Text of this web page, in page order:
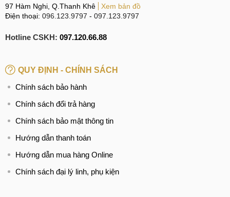
97 Hàm Nghi, Q.Thanh Khê
Xem bản đồ
Điện thoại: 096.123.9797 - 097.123.9797
Hotline CSKH: 097.120.66.88
QUY ĐỊNH - CHÍNH SÁCH
Chính sách bảo hành
Chính sách đổi trả hàng
Chính sách bảo mật thông tin
Hướng dẫn thanh toán
Hướng dẫn mua hàng Online
Chính sách đại lý linh, phụ kiện